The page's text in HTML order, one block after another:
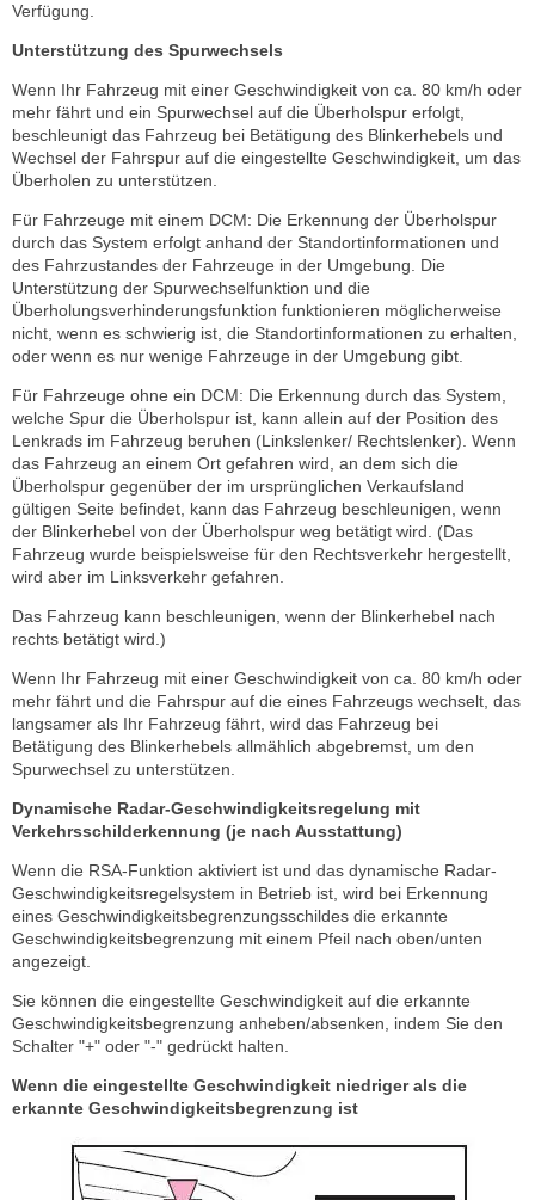
Verfügung.
Unterstützung des Spurwechsels
Wenn Ihr Fahrzeug mit einer Geschwindigkeit von ca. 80 km/h oder
mehr fährt und ein Spurwechsel auf die Überholspur erfolgt,
beschleunigt das Fahrzeug bei Betätigung des Blinkerhebels und
Wechsel der Fahrspur auf die eingestellte Geschwindigkeit, um das
Überholen zu unterstützen.
Für Fahrzeuge mit einem DCM: Die Erkennung der Überholspur
durch das System erfolgt anhand der Standortinformationen und
des Fahrzustandes der Fahrzeuge in der Umgebung. Die
Unterstützung der Spurwechselfunktion und die
Überholungsverhinderungsfunktion funktionieren möglicherweise
nicht, wenn es schwierig ist, die Standortinformationen zu erhalten,
oder wenn es nur wenige Fahrzeuge in der Umgebung gibt.
Für Fahrzeuge ohne ein DCM: Die Erkennung durch das System,
welche Spur die Überholspur ist, kann allein auf der Position des
Lenkrads im Fahrzeug beruhen (Linkslenker/ Rechtslenker). Wenn
das Fahrzeug an einem Ort gefahren wird, an dem sich die
Überholspur gegenüber der im ursprünglichen Verkaufsland
gültigen Seite befindet, kann das Fahrzeug beschleunigen, wenn
der Blinkerhebel von der Überholspur weg betätigt wird. (Das
Fahrzeug wurde beispielsweise für den Rechtsverkehr hergestellt,
wird aber im Linksverkehr gefahren.
Das Fahrzeug kann beschleunigen, wenn der Blinkerhebel nach
rechts betätigt wird.)
Wenn Ihr Fahrzeug mit einer Geschwindigkeit von ca. 80 km/h oder
mehr fährt und die Fahrspur auf die eines Fahrzeugs wechselt, das
langsamer als Ihr Fahrzeug fährt, wird das Fahrzeug bei
Betätigung des Blinkerhebels allmählich abgebremst, um den
Spurwechsel zu unterstützen.
Dynamische Radar-Geschwindigkeitsregelung mit
Verkehrsschilderkennung (je nach Ausstattung)
Wenn die RSA-Funktion aktiviert ist und das dynamische Radar-
Geschwindigkeitsregelsystem in Betrieb ist, wird bei Erkennung
eines Geschwindigkeitsbegrenzungsschildes die erkannte
Geschwindigkeitsbegrenzung mit einem Pfeil nach oben/unten
angezeigt.
Sie können die eingestellte Geschwindigkeit auf die erkannte
Geschwindigkeitsbegrenzung anheben/absenken, indem Sie den
Schalter "+" oder "-" gedrückt halten.
Wenn die eingestellte Geschwindigkeit niedriger als die
erkannte Geschwindigkeitsbegrenzung ist